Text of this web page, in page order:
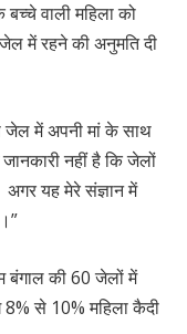
वाली महिला को
जेल में रहने की अनुमति दी
जेल में अपनी मां के साथ
नहीं है कि जेलों
अगर यह मेरे संज्ञान में
बंगाल की 60 जेलों में
से 10% महिला कैदी